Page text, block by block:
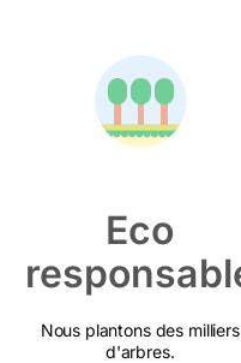
Eco
Nous plantons des milliers
d'arbres.